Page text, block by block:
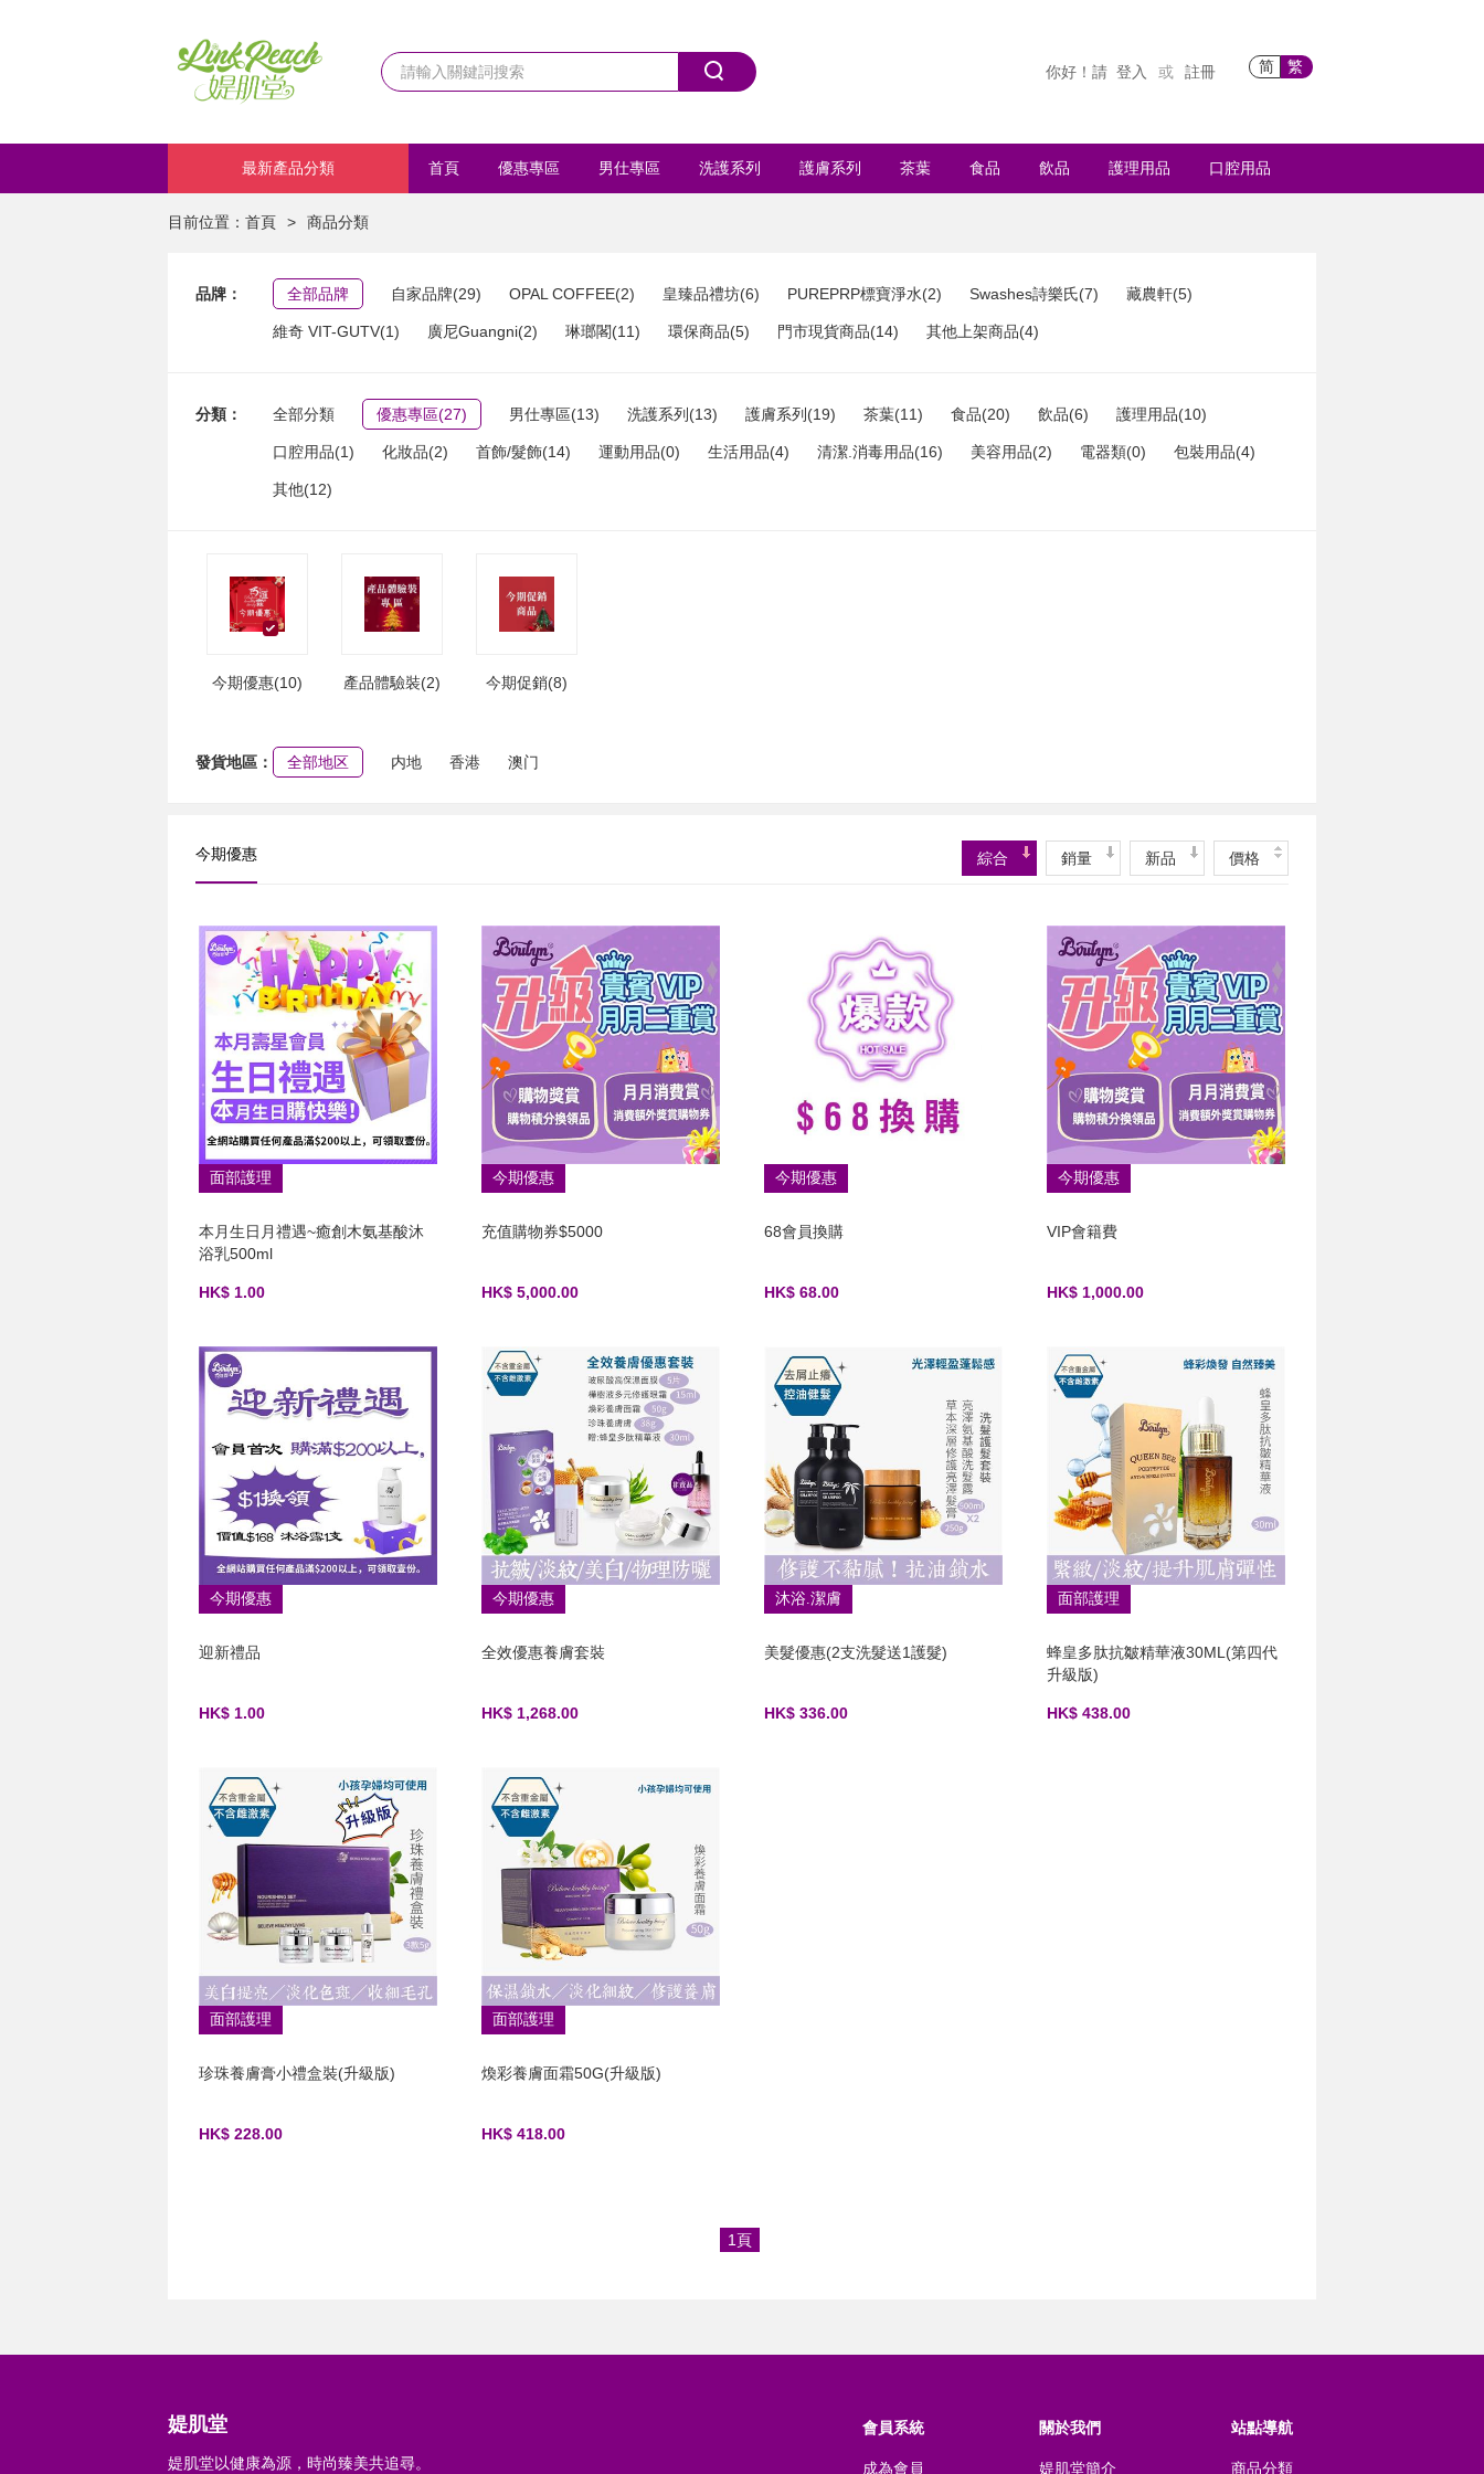
简 繁
你好！請 登入 或 註冊
最新產品分類 首頁 優惠專區 男仕專區 洗護系列 護膚系列 茶葉 食品 飲品 護理用品 口腔用品
目前位置： 首頁 > 商品分類
品牌： 全部品牌 自家品牌(29) OPAL COFFEE(2) 皇臻品禮坊(6) PUREPRP標寶淨水(2) Swashes詩樂氏(7) 藏農軒(5)
維奇 VIT-GUTV(1) 廣尼Guangni(2) 琳瑯閣(11) 環保商品(5) 門市現貨商品(14) 其他上架商品(4)
分類： 全部分類 優惠專區(27) 男仕專區(13) 洗護系列(13) 護膚系列(19) 茶葉(11) 食品(20) 飲品(6) 護理用品(10)
口腔用品(1) 化妝品(2) 首飾/髮飾(14) 運動用品(0) 生活用品(4) 清潔.消毒用品(16) 美容用品(2) 電器類(0) 包裝用品(4)
其他(12)
今期優惠(10) 產品體驗裝(2) 今期促銷(8)
發貨地區： 全部地区 内地 香港 澳门
今期優惠 價格
新品
銷量
綜合
面部護理
本月生日月禮遇~癒創木氨基酸沐
浴乳500ml
HK$ 1.00
今期優惠
充值購物券$5000
HK$ 5,000.00
今期優惠
68會員換購
HK$ 68.00
今期優惠
VIP會籍費
HK$ 1,000.00
今期優惠
迎新禮品
HK$ 1.00
今期優惠
全效優惠養膚套裝
HK$ 1,268.00
沐浴.潔膚
美髮優惠(2支洗髮送1護髮)
HK$ 336.00
面部護理
蜂皇多肽抗皺精華液30ML(第四代
升級版)
HK$ 438.00
面部護理
珍珠養膚膏小禮盒裝(升級版)
HK$ 228.00
面部護理
煥彩養膚面霜50G(升級版)
HK$ 418.00
1頁
媞肌堂
媞肌堂以健康為源，時尚臻美共追尋。
站點導航
商品分類
關於我們
媞肌堂簡介
會員系統
成為會員